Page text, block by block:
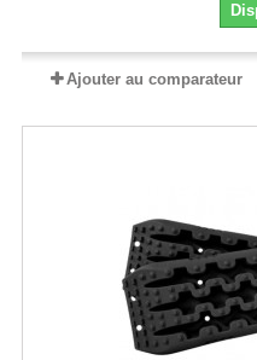
Ajouter au comparateur